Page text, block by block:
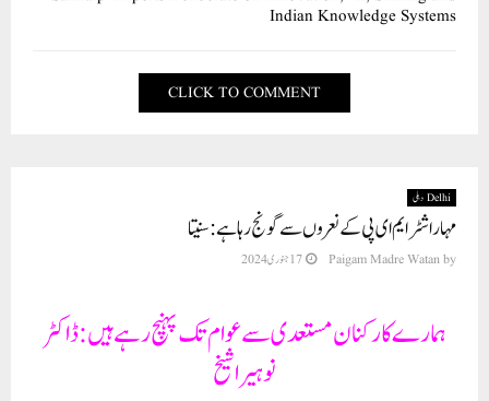
ریاستی صدر سنیتا تاپسندریہ جی پوری ریاست میں پہنچ کر پارٹی کی شاخ کو مضبوط بنا رہی ہیں۔
کو لوگوں میں رکھ رہی ہیں۔ چھوٹی چھوٹی مجلسوں، محلہ وار بیٹھکوں کے درمیان آل انڈیا
ہے کہ آنے والے سیاسی ایام میں ایم ای پی اور عالمہ ڈاکٹر نوہیرا شیخ کی قیادت کو کوئی
فراموش نہیں کر سکے گا۔ اپنے کارکنان کے جہد مسلسل سے عالمہ ڈاکٹر نوہیرا شیخ خوش
رہے ہیں۔ یہی لگن اور مستعدی پارٹی کو ملک کے لئے اور ملک میں بسنے والے ہم وطن
باشندوں کے لئے سنہری دور کا آغاز کرے گا۔ عالمہ ڈاکٹر نوہیرا شیخ نے کہا کہ ہمارے
کارکنان بلا خوف وخطر گاﺅں گاﺅں اور محلوں محلوں میں عوام کے رو برو پہنچ کر ان سے